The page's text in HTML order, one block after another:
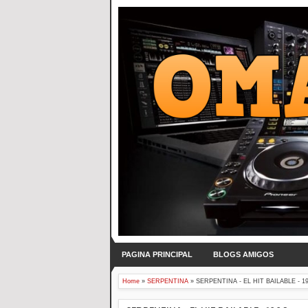
PAGINA PRINCIPAL BLOGS AMIGOS
Home » SERPENTINA » SERPENTINA - EL HIT BAILABLE -